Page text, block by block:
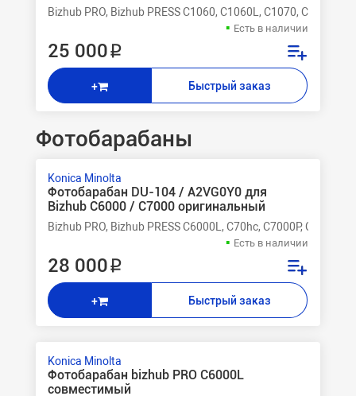
Bizhub PRO, Bizhub PRESS C1060, C1060L, C1070, C6000,
Есть в наличии
25 000 ₽
+ Быстрый заказ
Фотобарабаны
Konica Minolta
Фотобарабан DU-104 / A2VG0Y0 для
Bizhub C6000 / C7000 оригинальный
Bizhub PRO, Bizhub PRESS C6000L, C70hc, C7000P, C7000,
Есть в наличии
28 000 ₽
+ Быстрый заказ
Konica Minolta
Фотобарабан bizhub PRO C6000L
совместимый